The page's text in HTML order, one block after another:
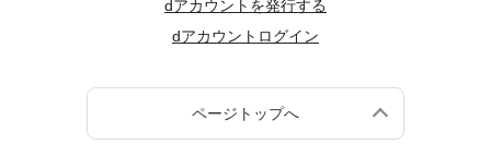
dアカウントを発行する
dアカウントログイン
ページトップへ